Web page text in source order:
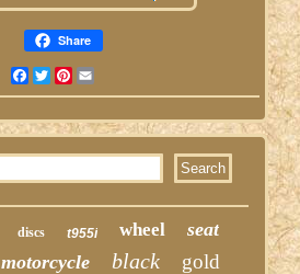
Share
Facebook
TwitterPinterest
discs t955i wheel seat
motorcycle black gold